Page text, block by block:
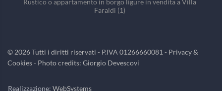
Faraldi (1)
© 2026Tutti i diritti riservati - P.IVA 01266660081 - Privacy &
Cookies- Photo credits: Giorgio Devescovi
Realizzazione: WebSystems